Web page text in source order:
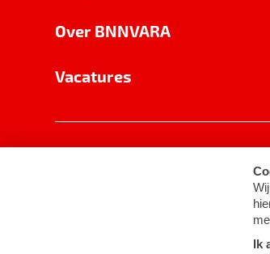
Over BNNVARA
Vacatures
Cookie-instellingen